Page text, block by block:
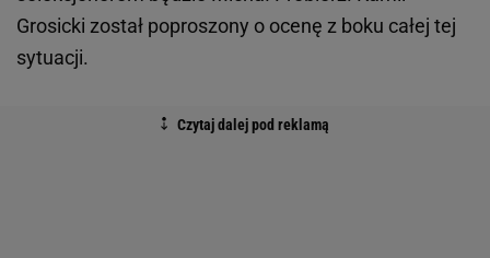
Grosicki został poproszony o ocenę z boku całej tej
sytuacji.